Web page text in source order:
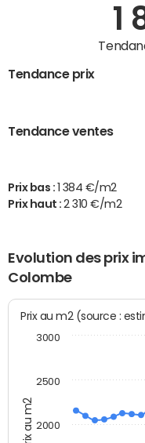
1
Tendance prix
Tendance ventes
Prix bas :
1 384 €/m2
Prix haut :2 310 €/m2
Evolution des prix
Colombe
Prix au m2
Prix au m2
2000
2500
3000